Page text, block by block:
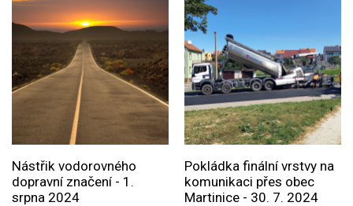
Nástřik vodorovného
dopravní značení - 1.
srpna 2024
Pokládka finální vrstvy na
komunikaci přes obec
Martinice - 30. 7. 2024